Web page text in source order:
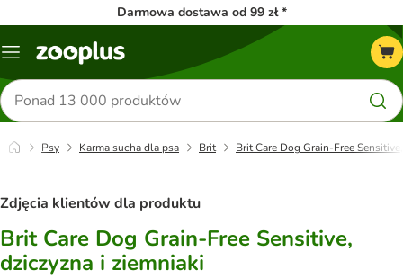
Darmowa dostawa od 99 zł *
Menu
Szukaj
produktów
Psy Karma sucha dla psa Brit Brit Care Dog Grain-Free
Zdjęcia klientów dla produktu
Brit Care Dog Grain-Free Sensitive,
dziczyzna i ziemniaki